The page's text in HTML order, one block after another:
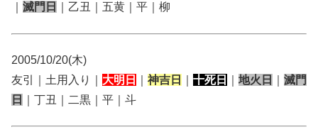
滅門日 ｜乙丑｜五黄｜平｜柳
2005/10/20(木)
友引｜土用入り｜ 大明日 神吉日 十死日 地火日
滅門
日
｜丁丑｜二黒｜平｜斗